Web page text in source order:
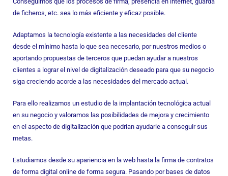
de ficheros, etc. sea lo más eficiente y eficaz posible.
Adaptamos la tecnología existente a las necesidades del cliente
desde el mínimo hasta lo que sea necesario, por nuestros medios o
aportando propuestas de terceros que puedan ayudar a nuestros
clientes a lograr el nivel de digitalización deseado para que su negocio
siga creciendo acorde a las necesidades del mercado actual.
Para ello realizamos un estudio de la implantación tecnológica actual
en su negocio y valoramos las posibilidades de mejora y crecimiento
en el aspecto de digitalización que podrían ayudarle a conseguir sus
metas.
Estudiamos desde su apariencia en la web hasta la firma de contratos
de forma digital online de forma segura. Pasando por bases de datos